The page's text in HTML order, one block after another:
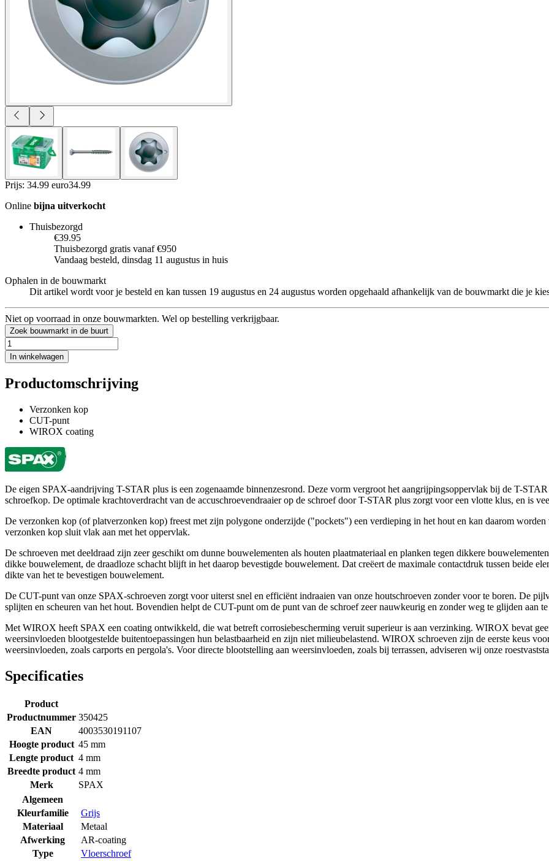
Prijs: 34.99 euro34.99
Online bijna uitverkocht
Thuisbezorgd
€39.95
Thuisbezorgd gratis vanaf €950
Vandaag besteld, dinsdag 11 augustus in huis
Ophalen in de bouwmarkt
Dit artikel wordt voor je besteld en kan tussen 19 augustus en 24 augustus worden opgehaald afhankelijk van de bouwmarkt die je
Niet op voorraad in onze bouwmarkten. Wel op bestelling verkrijgbaar.
Zoek bouwmarkt in de buurt
In winkelwagen
Productomschrijving
Verzonken kop
CUT-punt
WIROX coating
De eigen SPAX-aandrijving T-STAR plus is een zogenaamde binnenzesrond. Deze vorm vergroot het aangrijpingsoppervlak bij de T-
schroefkop. De optimale krachtoverdracht van de accuschroevendraaier op de schroef door T-STAR plus zorgt voor een vlotte klus, en is
De verzonken kop (of platverzonken kop) freest met zijn polygone onderzijde ("pockets") een verdieping in het hout en kan daarom
verzonken kop sluit vlak aan met het oppervlak.
De schroeven met deeldraad zijn zeer geschikt om dunne bouwelementen als houten plaatmateriaal en planken tegen dikkere
dikke bouwelement, de draadloze schacht blijft in het daarop bevestigde bouwelement. Dat creëert de maximale contactdruk tussen beide
dikte van het te bevestigen bouwelement.
De CUT-punt van onze SPAX-schroeven zorgt voor uiterst snel en efficiënt indraaien van onze houtschroeven zonder voor te boren. De
splijten en scheuren van het hout. Bovendien helpt de CUT-punt om de punt van de schroef zeer nauwkeurig en zonder weg te glijden aan
Met WIROX heeft SPAX een coating ontwikkeld, die wat betreft corrosiebescherming veruit superieur is aan verzinking. WIROX bevat
weersinvloeden blootgestelde buitentoepassingen hun belastbaarheid en zijn niet milieubelastend. WIROX schroeven zijn de eerste keus
weersinvloeden, zoals carports en pergola's. Voor directe blootstelling aan weersinvloeden, zoals bij terrassen, adviseren wij onze
Specificaties
Product
Productnummer 350425
EAN
4003530191107
Hoogte product 45 mm
Lengte product 4 mm
Breedte product 4 mm
Merk
SPAX
Algemeen
Kleurfamilie
Grijs
Materiaal
Metaal
Afwerking
AR-coating
Type
Vloerschroef